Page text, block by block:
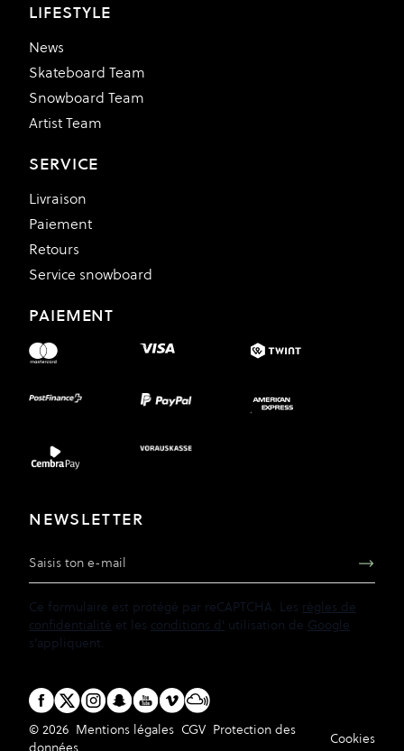
LIFESTYLE
News
Skateboard Team
Snowboard Team
Artist Team
SERVICE
Livraison
Paiement
Retours
Service snowboard
PAIEMENT
NEWSLETTER
Adresse e-mail
Ce formulaire est protégé par reCAPTCHA. Les règles de
confidentialité et les conditions d' utilisation de Google
s'appliquent.
© 2026 Mentions légales CGV Protection des
Cookies